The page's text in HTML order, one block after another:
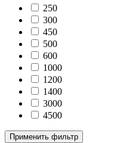
250
300
450
500
600
1000
1200
1400
3000
4500
Применить фильтр